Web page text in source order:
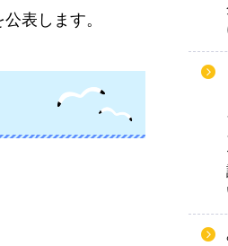
表します。